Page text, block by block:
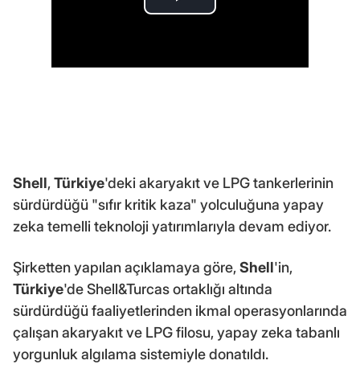
Shell,Türkiye'deki akaryakıt ve LPG tankerlerinin
sürdürdüğü "sıfır kritik kaza" yolculuğuna yapay
zeka temelli teknoloji yatırımlarıyla devam ediyor.
Şirketten yapılan açıklamaya göre,Shell'in,
Türkiye'de Shell&Turcas ortaklığı altında
sürdürdüğü faaliyetlerinden ikmal operasyonlarında
çalışan akaryakıt ve LPG filosu, yapay zeka tabanlı
yorgunluk algılama sistemiyle donatıldı.